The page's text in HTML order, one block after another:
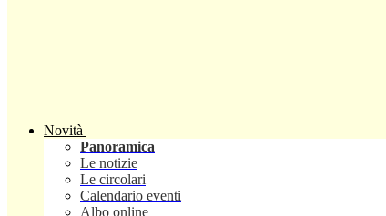
Novità
Panoramica
Le notizie
Le circolari
Calendario eventi
Albo online